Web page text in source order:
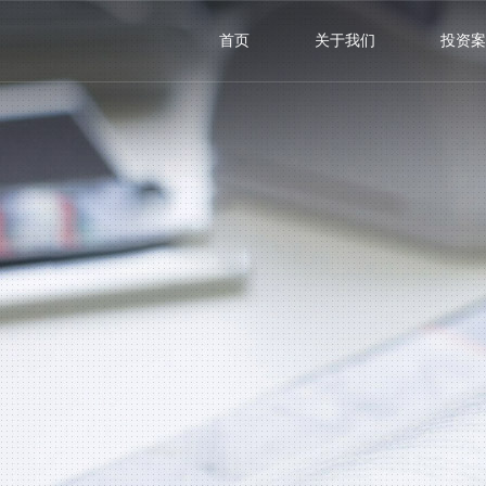
首页 关于我们 投资